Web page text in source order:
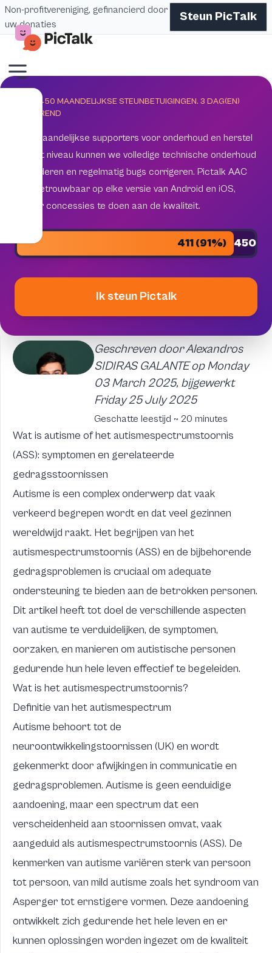
Non-profitvereniging, gefinancierd door
uw donaties
Steun PicTalk
DOEL 450 MAANDELIJKSE STEUNBETUIGINGEN. 3 DAG(EN)
RESTEREND
450 maandelijkse supporters voor onderhoud en herstel
Met dit niveau kunnen we volledige technische onderhoud
garanderen en regelmatig bugs corrigeren. Pictalk AAC
blijft betrouwbaar op elke versie van Android en iOS,
zonder concessies te doen aan de kwaliteit.
411 (91%) 450
Ik steun Pictalk
Geschreven door Alexandros
SIDIRAS GALANTE op Monday
03 March 2025, bijgewerkt
Friday 25 July 2025
Geschatte leestijd ~ 20 minutes
Wat is autisme of het autismespectrumstoornis
(ASS): symptomen en gerelateerde
gedragsstoornissen
Autisme is een complex onderwerp dat vaak
verkeerd begrepen wordt en dat veel gezinnen
wereldwijd raakt. Het begrijpen van het
autismespectrumstoornis (ASS) en de bijbehorende
gedragsproblemen is cruciaal om adequate
ondersteuning te bieden aan de betrokken personen.
Dit artikel heeft tot doel de verschillende aspecten
van autisme te verduidelijken, de symptomen,
oorzaken, en manieren om autistische personen
gedurende hun hele leven effectief te begeleiden.
Wat is het autismespectrumstoornis?
Definitie van het autismespectrum
Autisme behoort tot de
neuroontwikkelingstoornissen (UK) en wordt
gekenmerkt door afwijkingen in communicatie en
gedragsproblemen. Autisme is geen eenduidige
aandoening, maar een spectrum dat een
verscheidenheid aan stoornissen omvat, vaak
aangeduid als autismespectrumstoornis (ASS). De
kenmerken van autisme variëren sterk van persoon
tot persoon, van mild autisme zoals het syndroom van
Asperger tot ernstigere vormen. Deze aandoening
ontwikkelt zich gedurende het hele leven en er
kunnen oplossingen worden ingezet om de kwaliteit